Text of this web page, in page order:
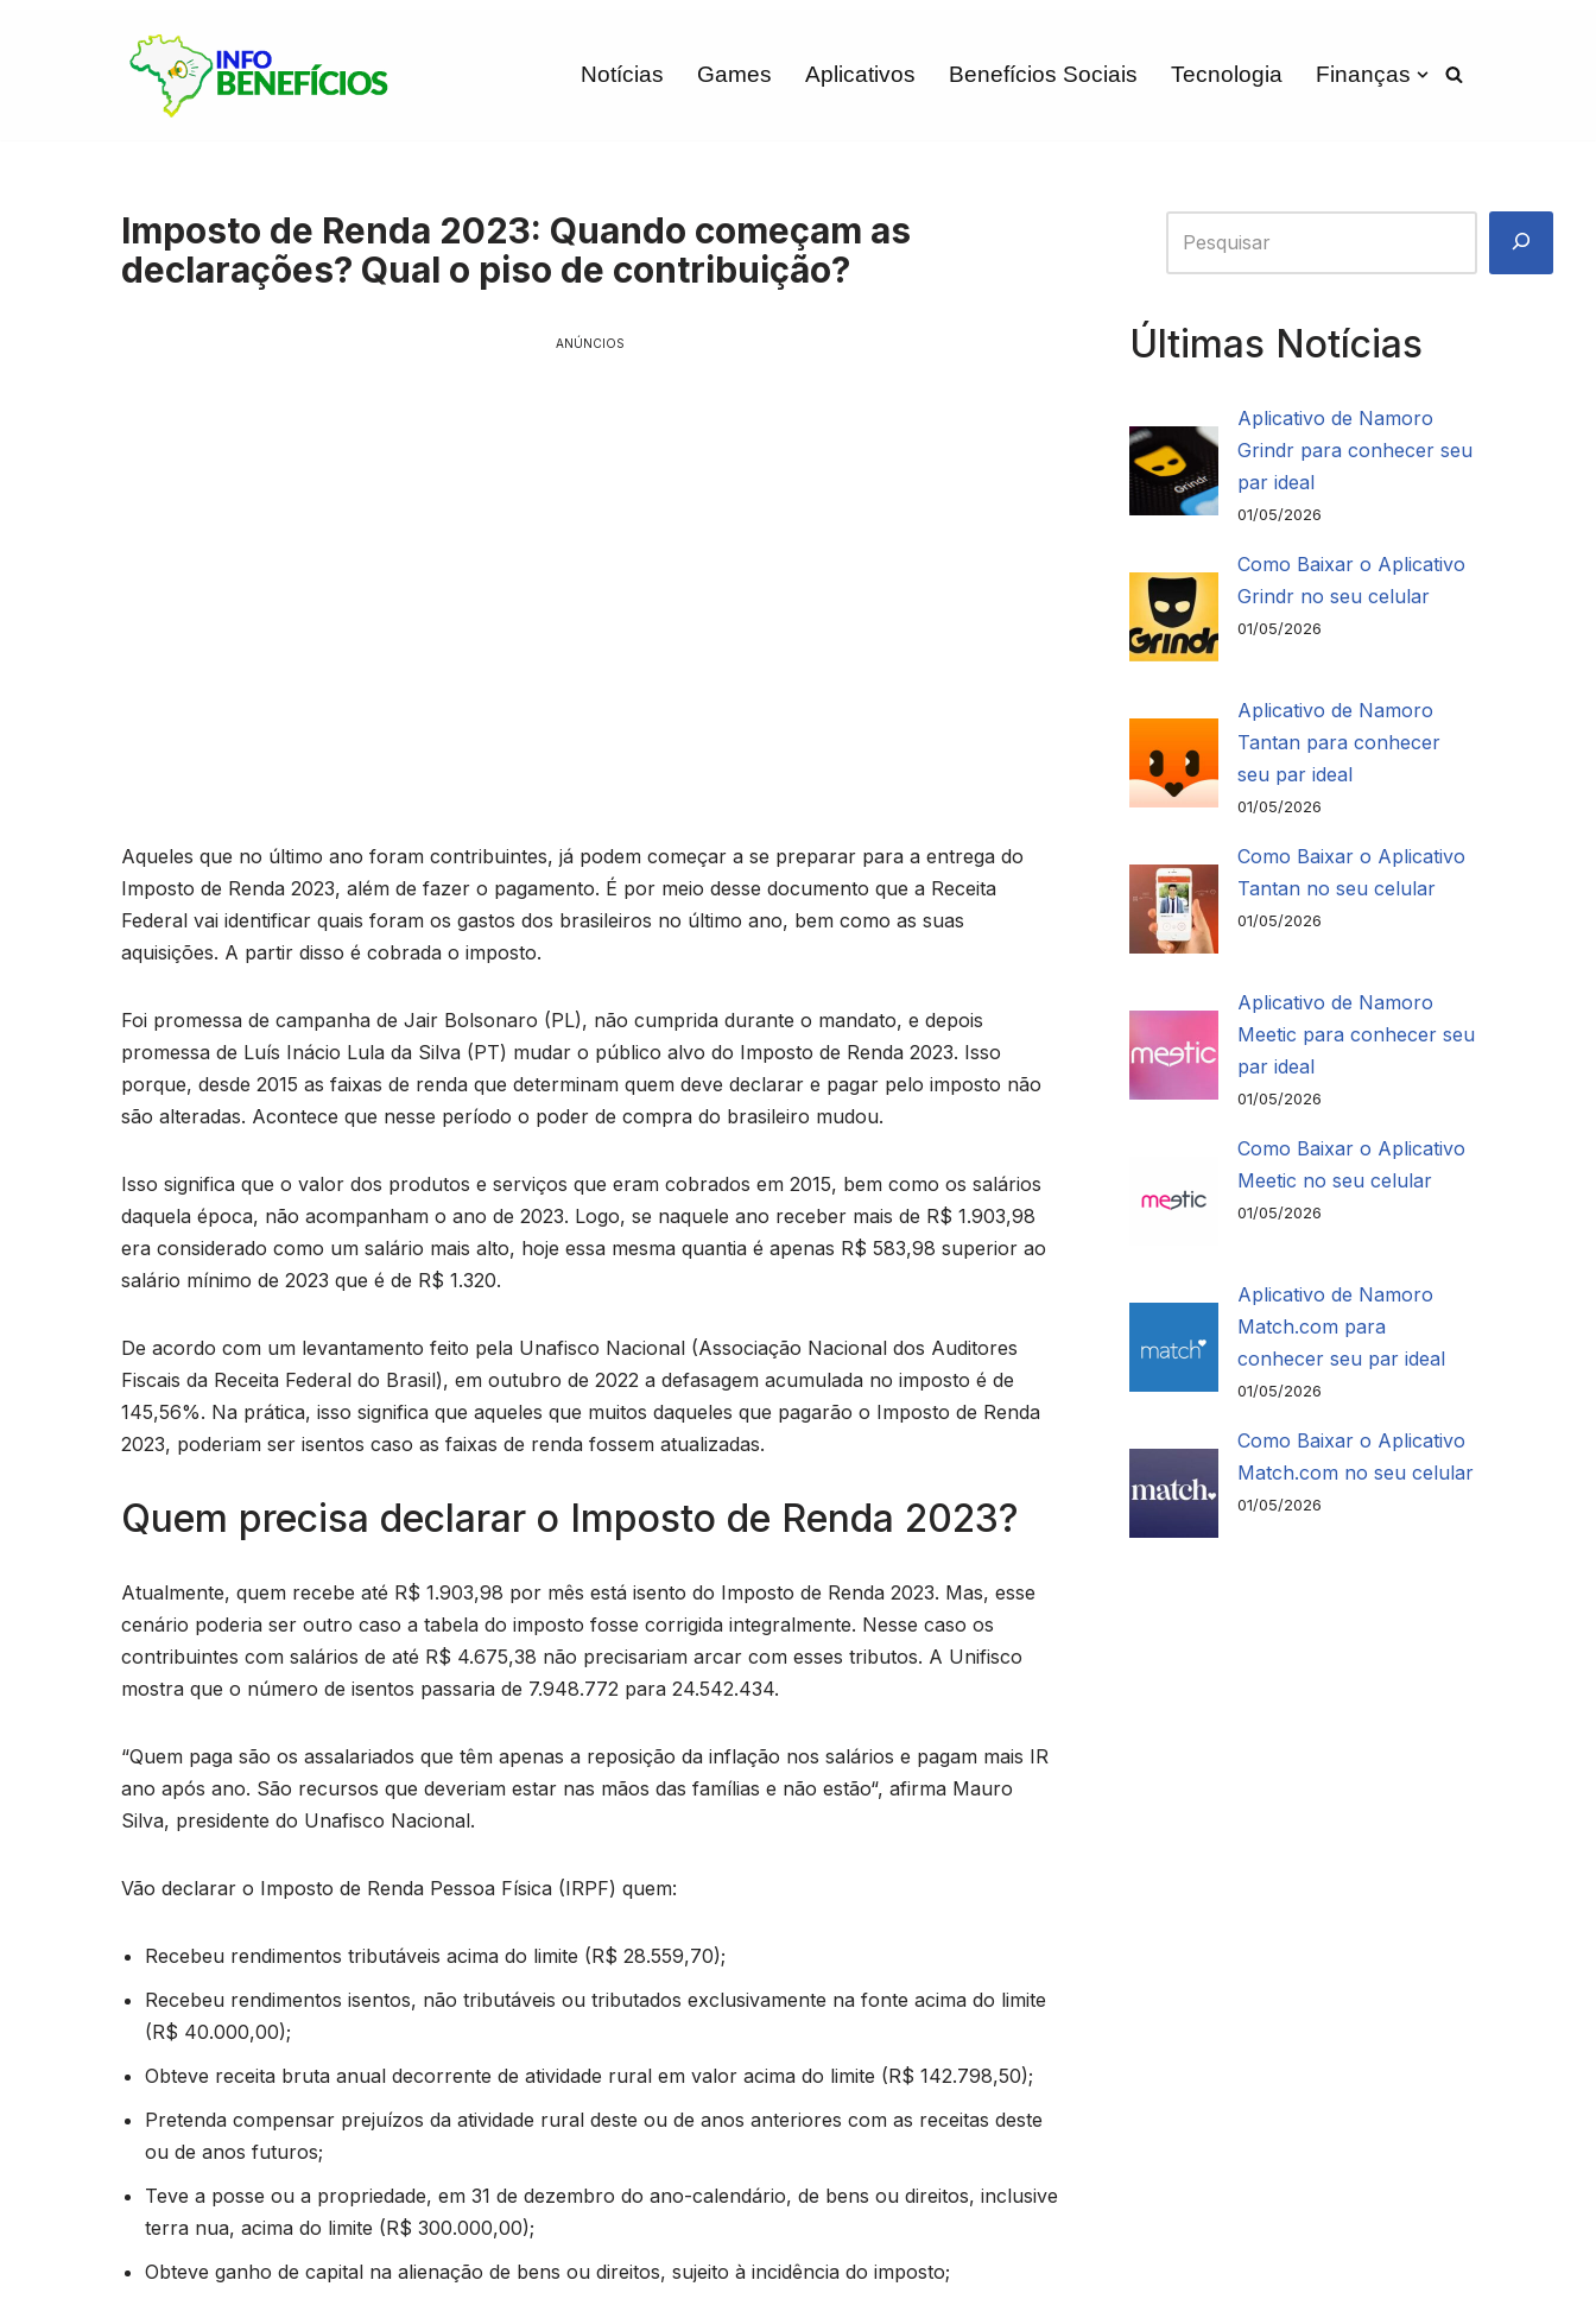
Notícias Games Aplicativos Benefícios Sociais Tecnologia Finanças
Imposto de Renda 2023: Quando começam as
declarações? Qual o piso de contribuição?
ANÚNCIOS
Aqueles que no último ano foram contribuintes, já podem começar a se preparar para a entrega do
Imposto de Renda 2023, além de fazer o pagamento. É por meio desse documento que a Receita
Federal vai identificar quais foram os gastos dos brasileiros no último ano, bem como as suas
aquisições. A partir disso é cobrada o imposto.
Foi promessa de campanha de Jair Bolsonaro (PL), não cumprida durante o mandato, e depois
promessa de Luís Inácio Lula da Silva (PT) mudar o público alvo do Imposto de Renda 2023. Isso
porque, desde 2015 as faixas de renda que determinam quem deve declarar e pagar pelo imposto não
são alteradas. Acontece que nesse período o poder de compra do brasileiro mudou.
Isso significa que o valor dos produtos e serviços que eram cobrados em 2015, bem como os salários
daquela época, não acompanham o ano de 2023. Logo, se naquele ano receber mais de R$ 1.903,98
era considerado como um salário mais alto, hoje essa mesma quantia é apenas R$ 583,98 superior ao
salário mínimo de 2023 que é de R$ 1.320.
De acordo com um levantamento feito pela Unafisco Nacional (Associação Nacional dos Auditores
Fiscais da Receita Federal do Brasil), em outubro de 2022 a defasagem acumulada no imposto é de
145,56%. Na prática, isso significa que aqueles que muitos daqueles que pagarão o Imposto de Renda
2023, poderiam ser isentos caso as faixas de renda fossem atualizadas.
Quem precisa declarar o Imposto de Renda 2023?
Atualmente, quem recebe até R$ 1.903,98 por mês está isento do Imposto de Renda 2023. Mas, esse
cenário poderia ser outro caso a tabela do imposto fosse corrigida integralmente. Nesse caso os
contribuintes com salários de até R$ 4.675,38 não precisariam arcar com esses tributos. A Unifisco
mostra que o número de isentos passaria de 7.948.772 para 24.542.434.
“Quem paga são os assalariados que têm apenas a reposição da inflação nos salários e pagam mais IR
ano após ano. São recursos que deveriam estar nas mãos das famílias e não estão“, afirma Mauro
Silva, presidente do Unafisco Nacional.
Vão declarar o Imposto de Renda Pessoa Física (IRPF) quem:
Recebeu rendimentos tributáveis acima do limite (R$ 28.559,70);
Recebeu rendimentos isentos, não tributáveis ou tributados exclusivamente na fonte acima do limite
(R$ 40.000,00);
Obteve receita bruta anual decorrente de atividade rural em valor acima do limite (R$ 142.798,50);
Pretenda compensar prejuízos da atividade rural deste ou de anos anteriores com as receitas deste
ou de anos futuros;
Teve a posse ou a propriedade, em 31 de dezembro do ano-calendário, de bens ou direitos, inclusive
terra nua, acima do limite (R$ 300.000,00);
Obteve ganho de capital na alienação de bens ou direitos, sujeito à incidência do imposto;
Últimas Notícias
Aplicativo de Namoro
Grindr para conhecer seu
par ideal
01/05/2026
Como Baixar o Aplicativo
Grindr no seu celular
01/05/2026
Aplicativo de Namoro
Tantan para conhecer
seu par ideal
01/05/2026
Como Baixar o Aplicativo
Tantan no seu celular
01/05/2026
Aplicativo de Namoro
Meetic para conhecer seu
par ideal
01/05/2026
Como Baixar o Aplicativo
Meetic no seu celular
01/05/2026
Aplicativo de Namoro
Match.com para
conhecer seu par ideal
01/05/2026
Como Baixar o Aplicativo
Match.com no seu celular
01/05/2026